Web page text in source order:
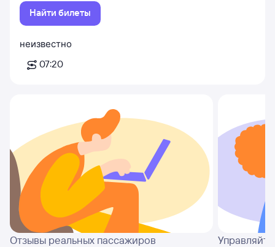
Найти билеты
неизвестно
07:20
Отзывы реальных пассажиров